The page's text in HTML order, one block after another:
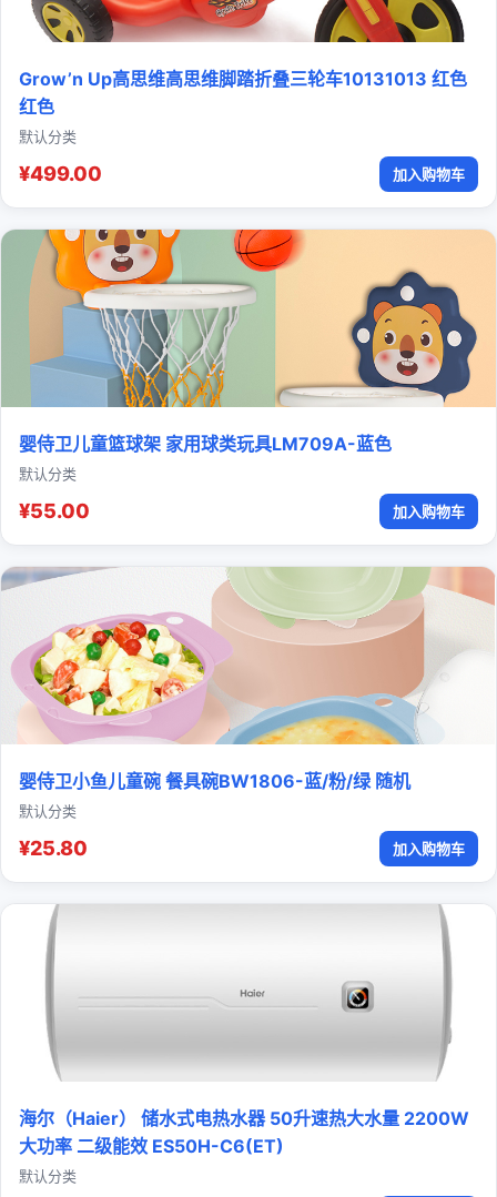
Grow’n Up高思维高思维脚踏折叠三轮车10131013 红色
红色
默认分类
¥499.00 加入购物车
婴侍卫儿童篮球架 家用球类玩具LM709A-蓝色
默认分类
¥55.00 加入购物车
婴侍卫小鱼儿童碗 餐具碗BW1806-蓝/粉/绿 随机
默认分类
¥25.80 加入购物车
海尔（Haier） 储水式电热水器 50升速热大水量 2200W
大功率 二级能效 ES50H-C6(ET)
默认分类